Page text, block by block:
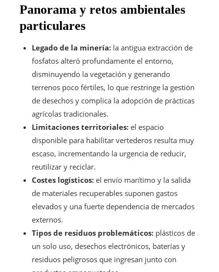
Panorama y retos ambientales
particulares
Legado de la minería: la antigua extracción de
fosfatos alteró profundamente el entorno,
disminuyendo la vegetación y generando
terrenos poco fértiles, lo que restringe la gestión
de desechos y complica la adopción de prácticas
agrícolas tradicionales.
Limitaciones territoriales: el espacio
disponible para habilitar vertederos resulta muy
escaso, incrementando la urgencia de reducir,
reutilizar y reciclar.
Costes logísticos: el envío marítimo y la salida
de materiales recuperables suponen gastos
elevados y una fuerte dependencia de mercados
externos.
Tipos de residuos problemáticos: plásticos de
un solo uso, desechos electrónicos, baterías y
residuos peligrosos que ingresan junto con